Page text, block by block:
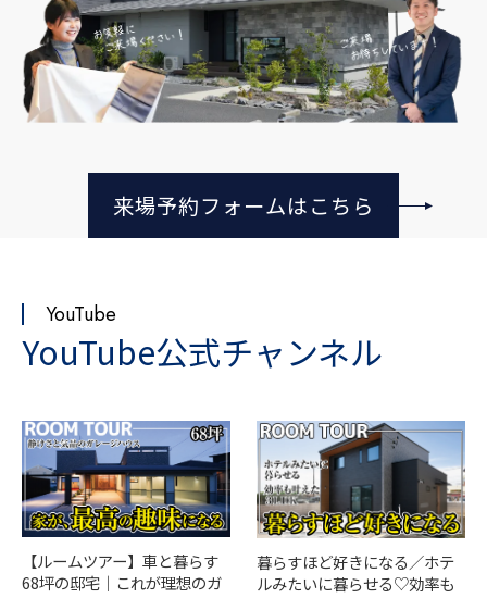
来場予約フォームはこちら
YouTube
YouTube公式チャンネル
【ルームツアー】車と暮らす
68坪の邸宅｜これが理想のガ
暮らすほど好きになる／ホテ
ルみたいに暮らせる♡効率も